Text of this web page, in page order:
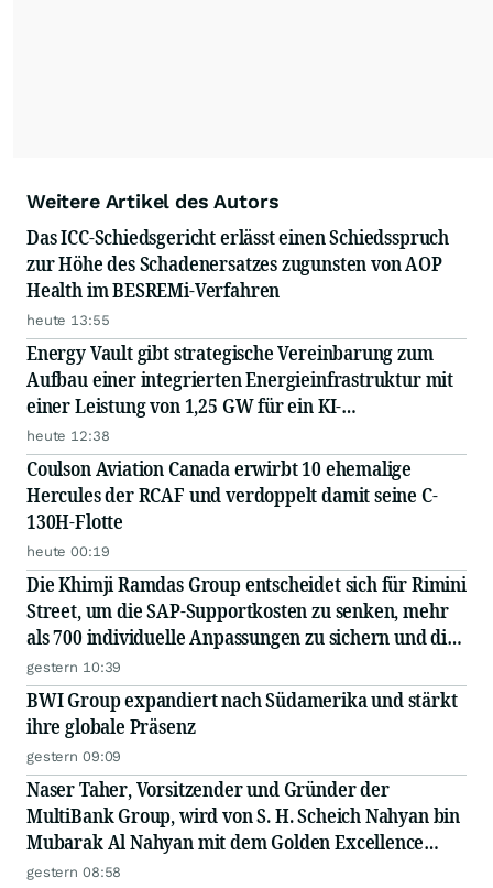
Weitere Artikel des Autors
Das ICC-Schiedsgericht erlässt einen Schiedsspruch
zur Höhe des Schadenersatzes zugunsten von AOP
Health im BESREMi-Verfahren
heute 13:55
Energy Vault gibt strategische Vereinbarung zum
Aufbau einer integrierten Energieinfrastruktur mit
einer Leistung von 1,25 GW für ein KI-
Rechenzentrum eines Hyperscalers bekannt – in
Zusammenarbeit mit einem führenden EPC...
heute 12:38
Coulson Aviation Canada erwirbt 10 ehemalige
Hercules der RCAF und verdoppelt damit seine C-
130H-Flotte
heute 00:19
Die Khimji Ramdas Group entscheidet sich für Rimini
Street, um die SAP-Supportkosten zu senken, mehr
als 700 individuelle Anpassungen zu sichern und die
Einsparungen in Innovationen zu reinvestieren
gestern 10:39
BWI Group expandiert nach Südamerika und stärkt
ihre globale Präsenz
gestern 09:09
Naser Taher, Vorsitzender und Gründer der
MultiBank Group, wird von S. H. Scheich Nahyan bin
Mubarak Al Nahyan mit dem Golden Excellence
Award für herausragende Leistungen in den
gestern 08:58